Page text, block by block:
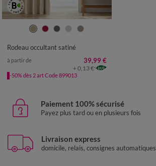
Rodeau occultant satiné
à partir de 39,99 €
+ 0,13 €
-50% dès 2 art Code 899013
Paiement 100% sécurisé
Payez plus tard ou en plusieurs fois
Livraison express
domicile, relais, consignes automatiques